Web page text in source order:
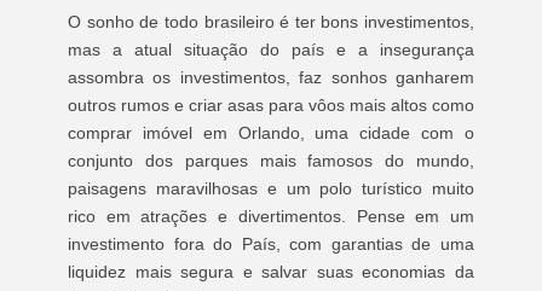
O sonho de todo brasileiro é ter bons investimentos,
mas a atual situação do país e a insegurança
assombra os investimentos, faz sonhos ganharem
outros rumos e criar asas para vôos mais altos como
comprar imóvel em Orlando, uma cidade com o
conjunto dos parques mais famosos do mundo,
paisagens maravilhosas e um polo turístico muito
rico em atrações e divertimentos. Pense em um
investimento fora do País, com garantias de uma
liquidez mais segura e salvar suas economias da